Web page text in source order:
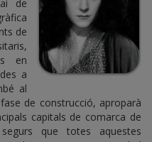
de
de
en
a
al
de construcció, aproparà
capitals de comarca de
que totes aquestes